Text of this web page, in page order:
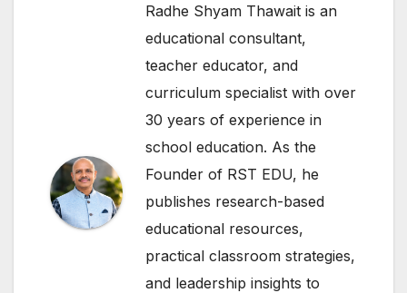
Radhe Shyam Thawait is an
educational consultant,
teacher educator, and
curriculum specialist with over
30 years of experience in
school education. As the
Founder of RST EDU, he
publishes research-based
educational resources,
practical classroom strategies,
and leadership insights to